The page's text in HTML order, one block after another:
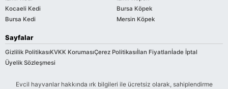
Kocaeli Kedi
Bursa Kedi
Bursa Köpek
Mersin Köpek
Sayfalar
Gizlilik PolitikasıKVKK KorumasıÇerez Politikasıİlan Fiyatlarıİade İptal
Üyelik Sözleşmesi
Evcil hayvanlar hakkında ırk bilgileri ile ücretsiz olarak, sahiplendirme